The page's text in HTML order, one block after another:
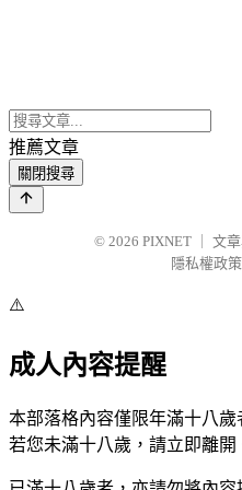
推薦文章
關閉搜尋
© 2026 PIXNET
文
隱私權政策
⚠️
成人內容提醒
本部落格內容僅限年滿十八歲
若您未滿十八歲，請立即離開